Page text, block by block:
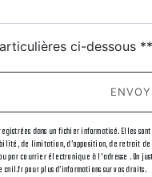
ci-dessous **
dans un fichier informatisé. Elles
de limitation, d’opposition, de
par courrier électronique à l'adresse .
pour plus d’informations sur vos droits.